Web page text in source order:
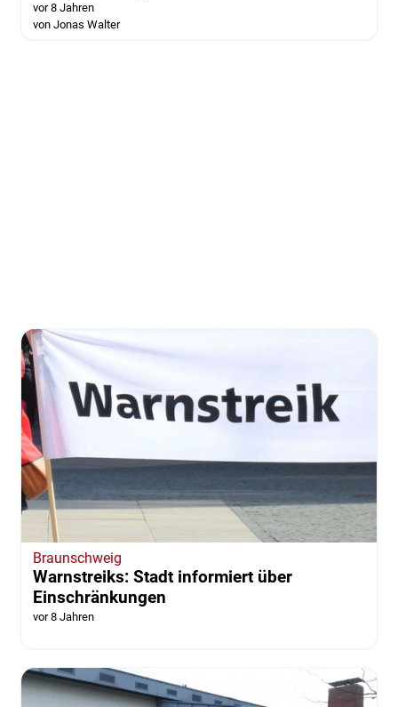
vor 8 Jahren
von Jonas Walter
Braunschweig
Warnstreiks: Stadt informiert über
Einschränkungen
vor 8 Jahren